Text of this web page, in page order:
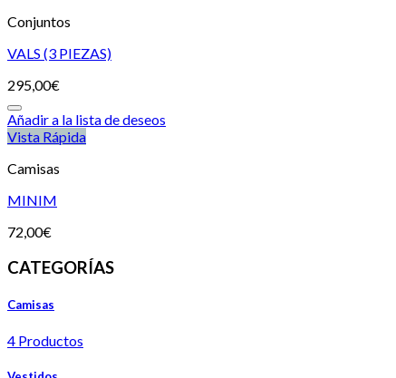
Conjuntos
VALS (3 PIEZAS)
295,00€
Añadir a la lista de deseos
Vista Rápida
Camisas
MINIM
72,00€
CATEGORÍAS
Camisas
4 Productos